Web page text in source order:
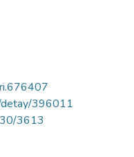
detay/396011
3613